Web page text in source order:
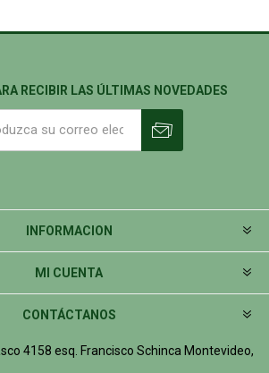
RECIBIR LAS ÚLTIMAS NOVEDADES
INFORMACION
MI CUENTA
CONTÁCTANOS
4158 esq. Francisco Schinca Montevideo,